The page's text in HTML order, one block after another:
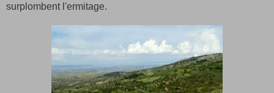
surplombent l'ermitage.